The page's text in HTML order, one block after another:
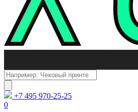
Поиск
товаров
+7 495 970-25-25
0